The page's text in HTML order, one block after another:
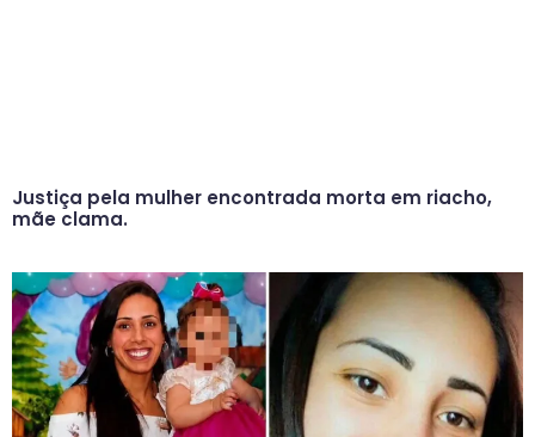
Justiça pela mulher encontrada morta em riacho,
mãe clama.